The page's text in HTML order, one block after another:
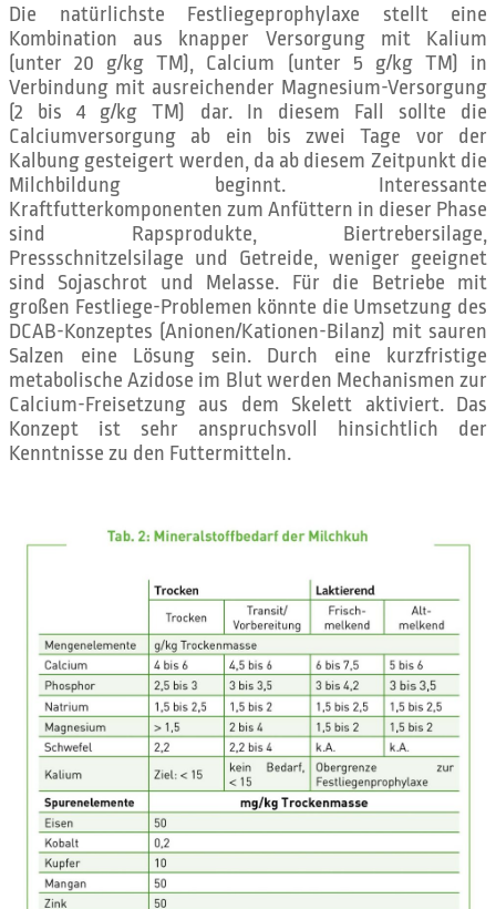
Die natürlichste Festliegeprophylaxe stellt eine
Kombination aus knapper Versorgung mit Kalium
(unter 20 g/kg TM), Calcium (unter 5 g/kg TM) in
Verbindung mit ausreichender Magnesium-Versorgung
(2 bis 4 g/kg TM) dar. In diesem Fall sollte die
Calciumversorgung ab ein bis zwei Tage vor der
Kalbung gesteigert werden, da ab diesem Zeitpunkt die
Milchbildung beginnt. Interessante
Kraftfutterkomponenten zum Anfüttern in dieser Phase
sind Rapsprodukte, Biertrebersilage,
Pressschnitzelsilage und Getreide, weniger geeignet
sind Sojaschrot und Melasse. Für die Betriebe mit
großen Festliege-Problemen könnte die Umsetzung des
DCAB-Konzeptes (Anionen/Kationen-Bilanz) mit sauren
Salzen eine Lösung sein. Durch eine kurzfristige
metabolische Azidose im Blut werden Mechanismen zur
Calcium-Freisetzung aus dem Skelett aktiviert. Das
Konzept ist sehr anspruchsvoll hinsichtlich der
Kenntnisse zu den Futtermitteln.